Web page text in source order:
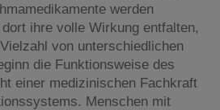
werden
ihre volle Wirkung entfalten,
von unterschiedlichen
die Funktionsweise des
einer medizinischen Fachkraft
Menschen mit